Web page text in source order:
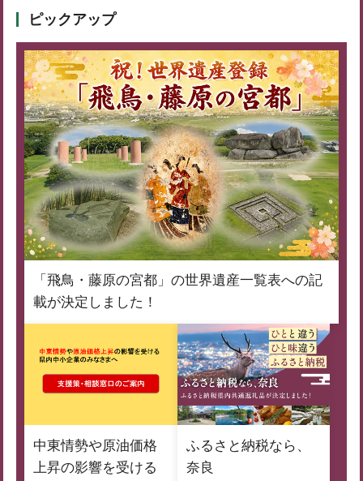
ピックアップ
「飛鳥・藤原の宮都」の世界遺産一覧表への記
載が決定しました！
中東情勢や原油価格
上昇の影響を受ける
ふるさと納税なら、
奈良